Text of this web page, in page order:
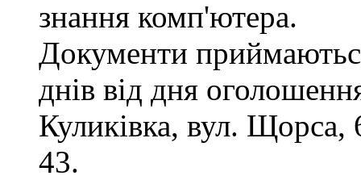
знання комп'ютера.
Документи
днів від дня
Куликівка, вул.
43.